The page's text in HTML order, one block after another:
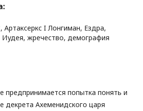
I Лонгиман, Ездра,
жречество, демография
предпринимается попытка понять и
декрета Ахеменидского царя